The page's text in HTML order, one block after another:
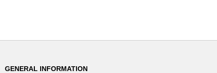
GENERAL INFORMATION